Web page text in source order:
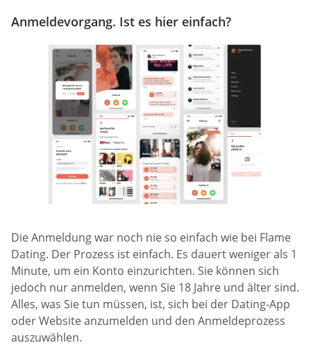
Anmeldevorgang. Ist es hier einfach?
Die Anmeldung war noch nie so einfach wie bei Flame
Dating. Der Prozess ist einfach. Es dauert weniger als 1
Minute, um ein Konto einzurichten. Sie können sich
jedoch nur anmelden, wenn Sie 18 Jahre und älter sind.
Alles, was Sie tun müssen, ist, sich bei der Dating-App
oder Website anzumelden und den Anmeldeprozess
auszuwählen.